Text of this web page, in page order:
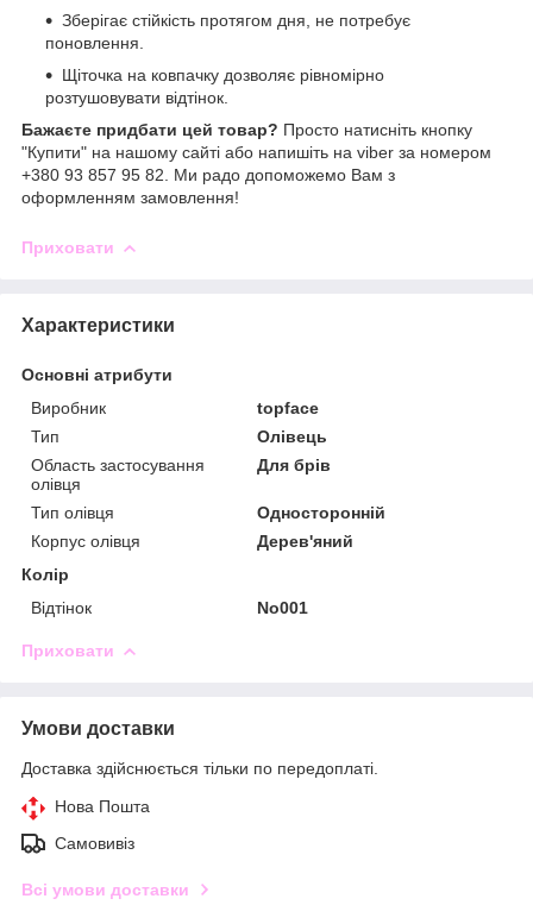
Зберігає стійкість протягом дня, не потребує
поновлення.
Щіточка на ковпачку дозволяє рівномірно
розтушовувати відтінок.
Бажаєте придбати цей товар? Просто натисніть кнопку
"Купити" на нашому сайті або напишіть на viber за номером
+380 93 857 95 82. Ми радо допоможемо Вам з
оформленням замовлення!
Приховати
Характеристики
Основні атрибути
Виробник
topface
Тип
Олівець
Область застосування
олівця
Для брів
Тип олівця
Односторонній
Корпус олівця
Дерев'яний
Колір
Відтінок
No001
Приховати
Умови доставки
Доставка здійснюється тільки по передоплаті.
Нова Пошта
Самовивіз
Всі умови доставки